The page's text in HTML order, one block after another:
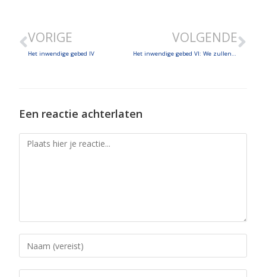
VORIGE
Het inwendige gebed IV
VOLGENDE
Het inwendige gebed VI: We zullen elkaar nooit verlaten – Als de woorden niets meer zeggen
Een reactie achterlaten